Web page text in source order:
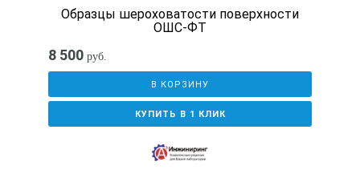
Номинальные значения мер, входящих в
№ образца
Номинальное значение параметра Rа,
Образцы шероховатости поверхности
ОШС-ФТ
8 500 руб.
В КОРЗИНУ
КУПИТЬ В 1 КЛИК